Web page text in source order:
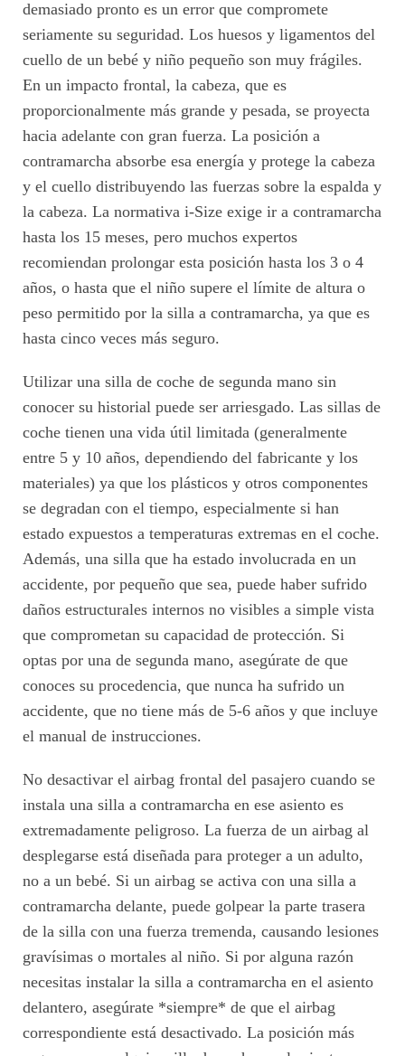
demasiado pronto es un error que compromete
seriamente su seguridad. Los huesos y ligamentos del
cuello de un bebé y niño pequeño son muy frágiles.
En un impacto frontal, la cabeza, que es
proporcionalmente más grande y pesada, se proyecta
hacia adelante con gran fuerza. La posición a
contramarcha absorbe esa energía y protege la cabeza
y el cuello distribuyendo las fuerzas sobre la espalda y
la cabeza. La normativa i-Size exige ir a contramarcha
hasta los 15 meses, pero muchos expertos
recomiendan prolongar esta posición hasta los 3 o 4
años, o hasta que el niño supere el límite de altura o
peso permitido por la silla a contramarcha, ya que es
hasta cinco veces más seguro.
Utilizar una silla de coche de segunda mano sin
conocer su historial puede ser arriesgado. Las sillas de
coche tienen una vida útil limitada (generalmente
entre 5 y 10 años, dependiendo del fabricante y los
materiales) ya que los plásticos y otros componentes
se degradan con el tiempo, especialmente si han
estado expuestos a temperaturas extremas en el coche.
Además, una silla que ha estado involucrada en un
accidente, por pequeño que sea, puede haber sufrido
daños estructurales internos no visibles a simple vista
que comprometan su capacidad de protección. Si
optas por una de segunda mano, asegúrate de que
conoces su procedencia, que nunca ha sufrido un
accidente, que no tiene más de 5-6 años y que incluye
el manual de instrucciones.
No desactivar el airbag frontal del pasajero cuando se
instala una silla a contramarcha en ese asiento es
extremadamente peligroso. La fuerza de un airbag al
desplegarse está diseñada para proteger a un adulto,
no a un bebé. Si un airbag se activa con una silla a
contramarcha delante, puede golpear la parte trasera
de la silla con una fuerza tremenda, causando lesiones
gravísimas o mortales al niño. Si por alguna razón
necesitas instalar la silla a contramarcha en el asiento
delantero, asegúrate *siempre* de que el airbag
correspondiente está desactivado. La posición más